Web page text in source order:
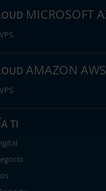
MICROSOFT
AMAZON AWS
TI